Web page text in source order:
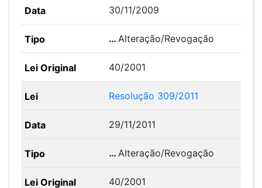
30/11/2009
…Alteração/Revogação
40/2001
Resolução 309/2011
29/11/2011
…Alteração/Revogação
40/2001